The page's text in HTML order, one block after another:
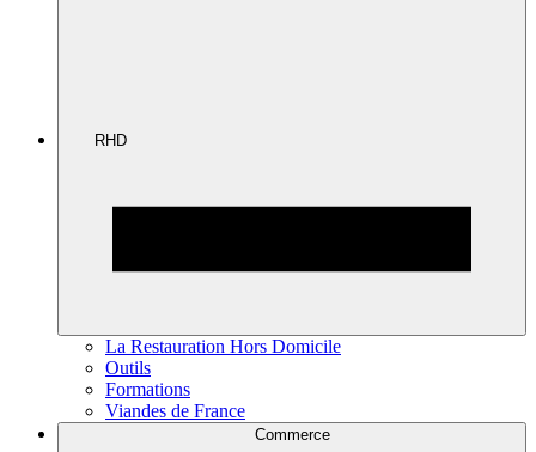
RHD
La Restauration Hors Domicile
Outils
Formations
Viandes de France
Commerce